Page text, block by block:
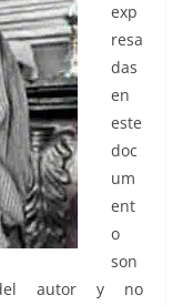
exp
resa
das
en
este
doc
um
ent
o
son
del autor y no